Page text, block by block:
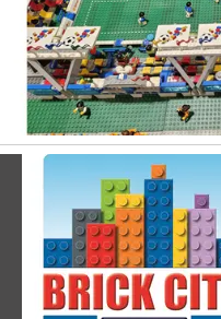
Vorige